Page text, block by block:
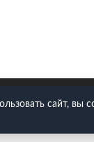
сайт, вы